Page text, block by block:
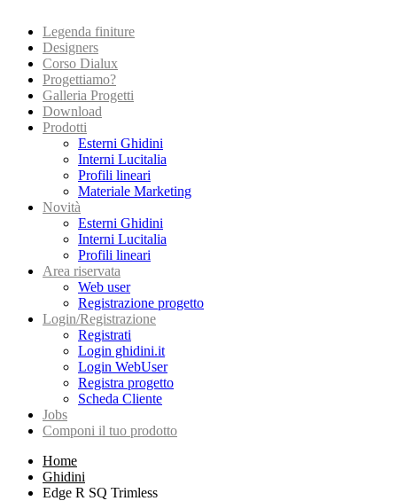
Legenda finiture
Designers
Corso Dialux
Progettiamo?
Galleria Progetti
Download
Prodotti
Esterni Ghidini
Interni Lucitalia
Profili lineari
Materiale Marketing
Novità
Esterni Ghidini
Interni Lucitalia
Profili lineari
Area riservata
Web user
Registrazione progetto
Login/Registrazione
Registrati
Login ghidini.it
Login WebUser
Registra progetto
Scheda Cliente
Jobs
Componi il tuo prodotto
Home
Ghidini
Edge R SQ Trimless